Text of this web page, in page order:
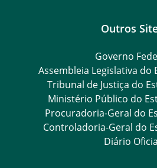
Outros
Governo
Assembleia Legislativa do
Tribunal de Justiça do
Ministério Público do
Procuradoria-Geral do
Controladoria-Geral do
Diário